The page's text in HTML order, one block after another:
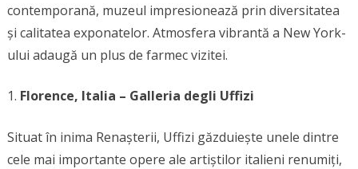
contemporană, muzeul impresionează prin diversitatea
și calitatea exponatelor. Atmosfera vibrantă a New York-
ului adaugă un plus de farmec vizitei.
Florence, Italia – Galleria degli Uffizi
Situat în inima Renașterii, Uffizi găzduiește unele dintre
cele mai importante opere ale artiștilor italieni renumiți,